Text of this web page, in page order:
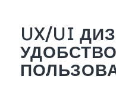
UX/UI
УДОБСТВО